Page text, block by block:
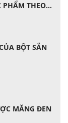
THEO
BỘT SẮN
MĂNG ĐEN